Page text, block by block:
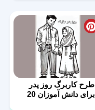
طرح کاربرگ روز پدر
برای دانش آموزان 20